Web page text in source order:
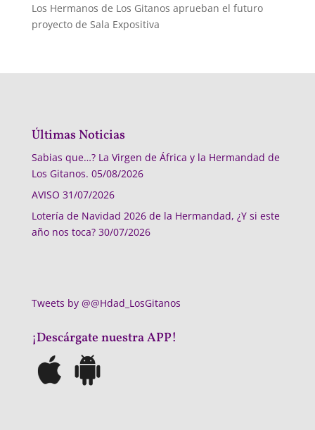
Los Hermanos de Los Gitanos aprueban el futuro
proyecto de Sala Expositiva
Últimas Noticias
Sabias que…? La Virgen de África y la Hermandad de
Los Gitanos. 05/08/2026
AVISO 31/07/2026
Lotería de Navidad 2026 de la Hermandad, ¿Y si este
año nos toca? 30/07/2026
Tweets by @@Hdad_LosGitanos
¡Descárgate nuestra APP!